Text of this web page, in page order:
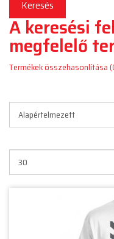
A keresési
megfelelő
Termékek összehasonlítása